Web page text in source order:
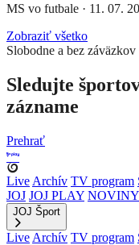
MS vo futbale · 11. 07.
Zobraziť všetko
Slobodne a bez záväzkov
Sledujte
zázname
Prehrať
Live Archív TV program
JOJ JOJ PLAY NOVINY
JOJ Šport
Live Archív TV program